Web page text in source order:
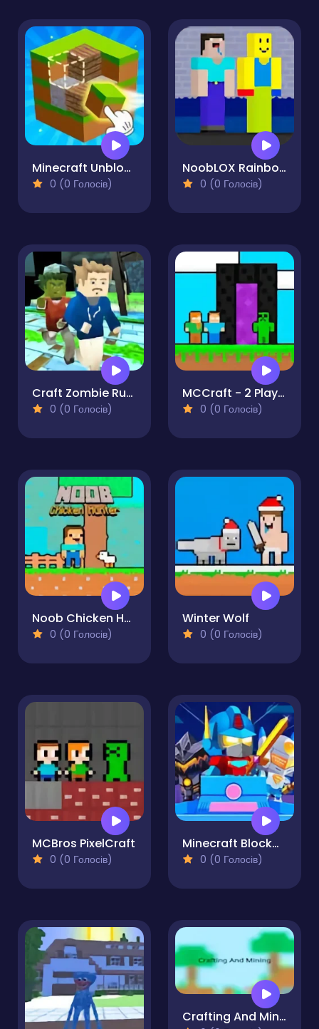
Minecraft Unblocked Online
0 (0 Голосів)
NoobLOX Rainbow Friends
0 (0 Голосів)
Craft Zombie Runner
0 (0 Голосів)
MCCraft - 2 Player
0 (0 Голосів)
Noob Chicken Hunter
0 (0 Голосів)
Winter Wolf
0 (0 Голосів)
MCBros PixelCraft
0 (0 Голосів)
Minecraft Blockman Go
0 (0 Голосів)
Crafting And Mining